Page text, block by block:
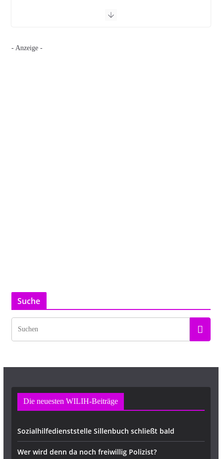
- Anzeige -
Suche
Die neuesten WILIH-Beiträge
Sozialhilfedienststelle Sillenbuch schließt bald
Wer wird denn da noch freiwillig Polizist?